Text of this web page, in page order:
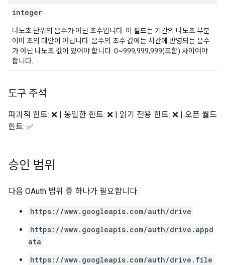
integer
나노초 단위의 음수가 아닌 초수입니다. 이 필드는 기간의 나노초 부분
이며 초의 대안이 아닙니다. 음수의 초수 값에는 시간에 반영되는 음수
가 아닌 나노초 값이 있어야 합니다. 0~999,999,999(포함) 사이여야
합니다.
도구 주석
파괴적 힌트: ❌ | 동일한 힌트: ❌ | 읽기 전용 힌트: ❌ | 오픈 월드
힌트: ✅
승인 범위
다음 OAuth 범위 중 하나가 필요합니다.
https://www.googleapis.com/auth/drive
https://www.googleapis.com/auth/drive.appd
ata
https://www.googleapis.com/auth/drive.file